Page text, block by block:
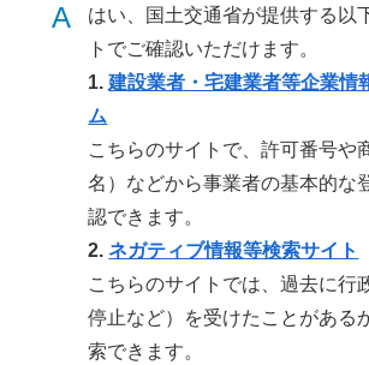
A
はい、国土交通省が提供する以
トでご確認いただけます。
1.建設業者・宅建業者等企業情
ム
こちらのサイトで、許可番号や
名）などから事業者の基本的な
認できます。
2.ネガティブ情報等検索サイト
こちらのサイトでは、過去に行
停止など）を受けたことがある
索できます。